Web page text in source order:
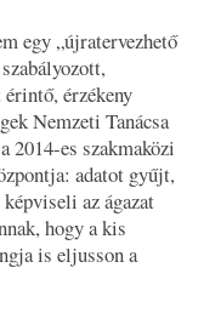
egy „újratervezhető
érzékeny
Nemzeti Tanácsa
2014-es szakmaközi
adatot gyűjt,
az ágazat
hogy a kis
is eljusson a